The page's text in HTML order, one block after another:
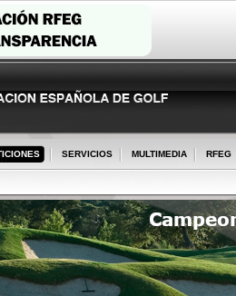
SERVICIOS MULTIMEDIA RFEG